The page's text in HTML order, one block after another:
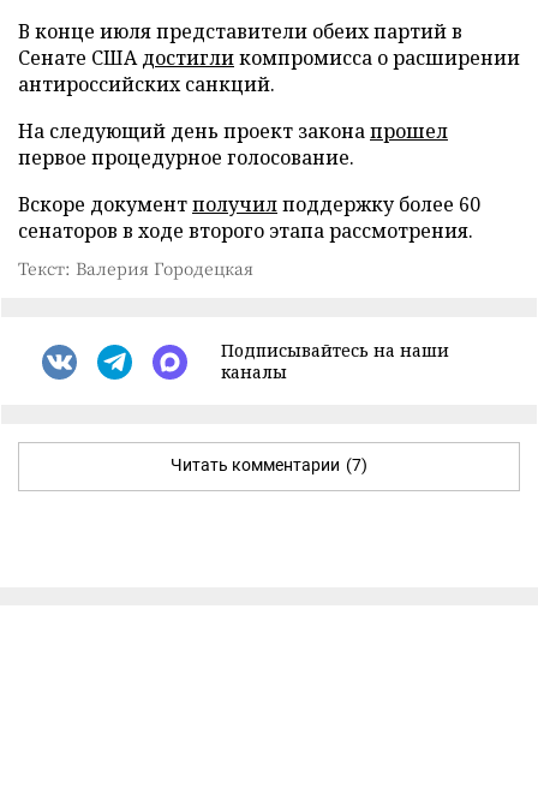
В конце июля представители обеих партий в
Сенате СШАдостигликомпромисса о расширении
антироссийских санкций.
На следующий день проект законапрошел
первое процедурное голосование.
Вскоре документполучилподдержку более 60
сенаторов в ходе второго этапа рассмотрения.
Текст: Валерия Городецкая
Подписывайтесь на наши
каналы
Читать комментарии (7)